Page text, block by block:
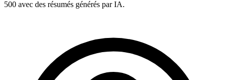
500 avec des résumés générés par IA.